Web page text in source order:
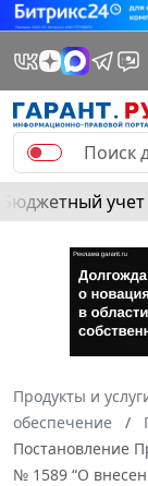
Бюджетный учет
Продукты и
обеспечение
Постановление
№ 1589 “О